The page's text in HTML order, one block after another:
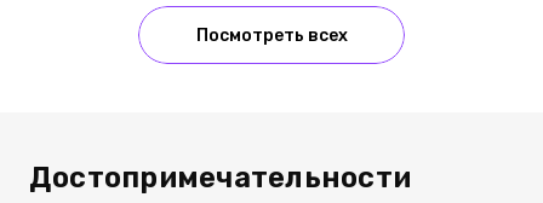
Посмотреть всех
Достопримечательности